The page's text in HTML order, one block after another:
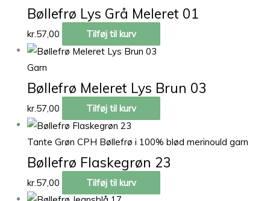
Bøllefrø Lys Grå Meleret 01
kr.57,00 Tilføj til kurv
Garn
Bøllefrø Meleret Lys Brun 03
kr.57,00 Tilføj til kurv
Tante Grøn CPH Bøllefrø i 100% blød merinould garn
Bøllefrø Flaskegrøn 23
kr. 57,00 Tilføj til kurv